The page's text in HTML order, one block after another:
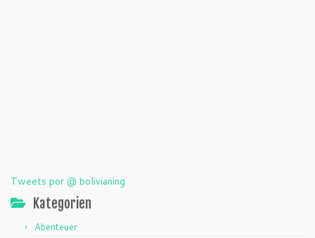
Tweets por @ bolivianing
Kategorien
Abenteuer